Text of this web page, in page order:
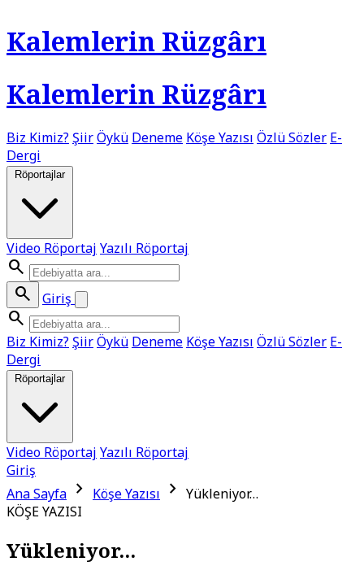
Kalemlerin Rüzgârı
Kalemlerin Rüzgârı
Biz Kimiz? ŞiirÖykü Deneme Köşe Yazısı Özlü Sözler E-
Dergi
Röportajlar
Video Röportaj Yazılı Röportaj
search
search
Giriş
search
Biz Kimiz? ŞiirÖykü Deneme Köşe Yazısı Özlü Sözler E-
Dergi
Röportajlar
Video Röportaj Yazılı Röportaj
Giriş
Ana Sayfa chevron_right Köşe Yazısı chevron_right Yükleniyor…
KÖŞE YAZISI
Yükleniyor...